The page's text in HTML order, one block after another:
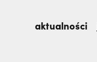
aktualności